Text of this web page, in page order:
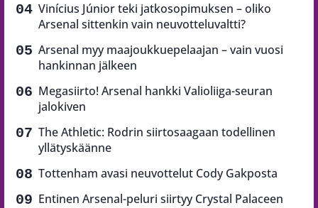
Vinícius Júnior teki jatkosopimuksen – oliko
Arsenal sittenkin vain neuvotteluvaltti?
Arsenal myy maajoukkuepelaajan – vain vuosi
hankinnan jälkeen
Megasiirto! Arsenal hankki Valioliiga-seuran
jalokiven
The Athletic: Rodrin siirtosaagaan todellinen
yllätyskäänne
Tottenham avasi neuvottelut Cody Gakposta
Entinen Arsenal-peluri siirtyy Crystal Palaceen